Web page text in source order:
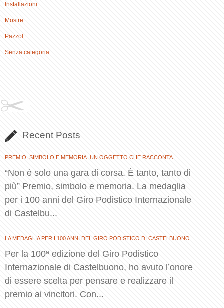
Installazioni
Mostre
Pazzol
Senza categoria
Recent Posts
PREMIO, SIMBOLO E MEMORIA. UN OGGETTO CHE RACCONTA
“Non è solo una gara di corsa. È tanto, tanto di
più” Premio, simbolo e memoria. La medaglia
per i 100 anni del Giro Podistico Internazionale
di Castelbu...
LA MEDAGLIA PER I 100 ANNI DEL GIRO PODISTICO DI CASTELBUONO
Per la 100ª edizione del Giro Podistico
Internazionale di Castelbuono, ho avuto l’onore
di essere scelta per pensare e realizzare il
premio ai vincitori. Con...